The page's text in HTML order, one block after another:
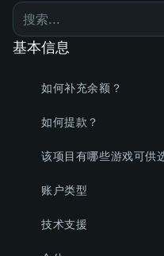
基本信息
如何补充余额？
如何提款？
该项目有哪些游戏可供
账户类型
技术支援